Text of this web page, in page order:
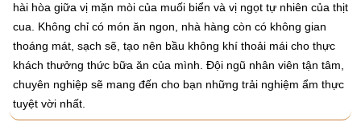
hài hòa giữa vị mặn mòi của muối biển và vị ngọt tự nhiên của thịt
cua. Không chỉ có món ăn ngon, nhà hàng còn có không gian
thoáng mát, sạch sẽ, tạo nên bầu không khí thoải mái cho thực
khách thưởng thức bữa ăn của mình. Đội ngũ nhân viên tận tâm,
chuyên nghiệp sẽ mang đến cho bạn những trải nghiệm ẩm thực
tuyệt vời nhất.